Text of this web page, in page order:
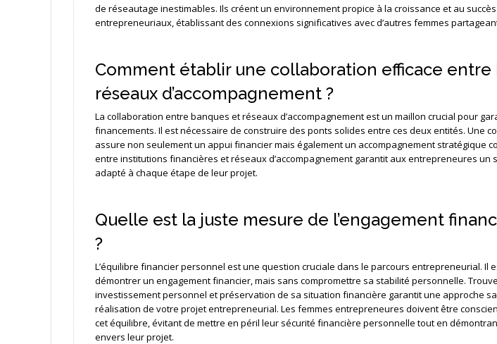
de réseautage inestimables. Ils créent un environnement propice à la croissance et au
entrepreneuriaux, établissant des connexions significatives avec d’autres femmes
Comment établir une collaboration efficace entre
réseaux d’accompagnement ?
La collaboration entre banques et réseaux d’accompagnement est un maillon crucial pour
financements. Il est nécessaire de construire des ponts solides entre ces deux entités. Une
assure non seulement un appui financier mais également un accompagnement stratégique
entre institutions financières et réseaux d’accompagnement garantit aux entrepreneures un
adapté à chaque étape de leur projet.
Quelle est la juste mesure de l’engagement
?
L’équilibre financier personnel est une question cruciale dans le parcours entrepreneurial. Il
démontrer un engagement financier, mais sans compromettre sa stabilité personnelle.
investissement personnel et préservation de sa situation financière garantit une approche
réalisation de votre projet entrepreneurial. Les femmes entrepreneures doivent être
cet équilibre, évitant de mettre en péril leur sécurité financière personnelle tout en
envers leur projet.